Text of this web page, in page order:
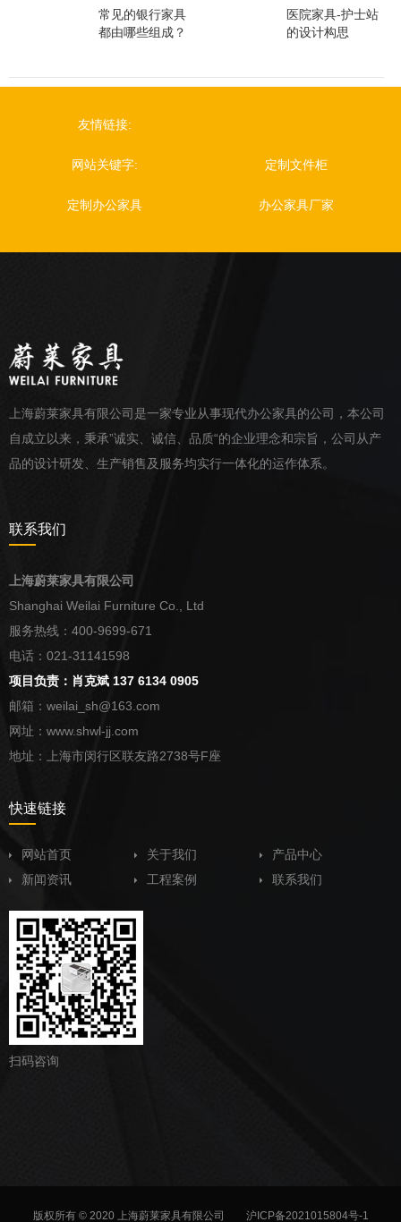
常见的银行家具
都由哪些组成？
医院家具-护士站
的设计构思
友情链接:
网站关键字: 定制文件柜
定制办公家具 办公家具厂家
上海蔚莱家具有限公司是一家专业从事现代办公家具的公司，本公司
自成立以来，秉承”诚实、诚信、品质“的企业理念和宗旨，公司从产
品的设计研发、生产销售及服务均实行一体化的运作体系。
联系我们
上海蔚莱家具有限公司
Shanghai Weilai Furniture Co., Ltd
服务热线：400-9699-671
电话：021-31141598
项目负责：肖克斌 137 6134 0905
邮箱：weilai_sh@163.com
网址：www.shwl-jj.com
地址：上海市闵行区联友路2738号F座
快速链接
网站首页 关于我们
产品中心
新闻资讯
工程案例 联系我们
扫码咨询
版权所有 © 2020 上海蔚莱家具有限公司 沪ICP备2021015804号-1